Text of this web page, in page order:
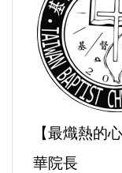
【最熾熱的
華院長